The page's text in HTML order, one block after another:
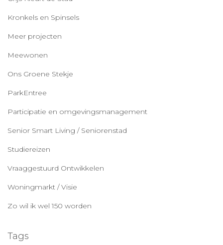
Kronkels en Spinsels
Meer projecten
Meewonen
Ons Groene Stekje
ParkEntree
Participatie en omgevingsmanagement
Senior Smart Living / Seniorenstad
Studiereizen
Vraaggestuurd Ontwikkelen
Woningmarkt / Visie
Zo wil ik wel 150 worden
Tags